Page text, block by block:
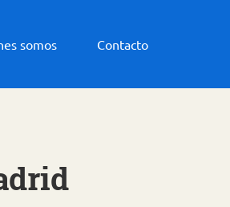
somos Contacto